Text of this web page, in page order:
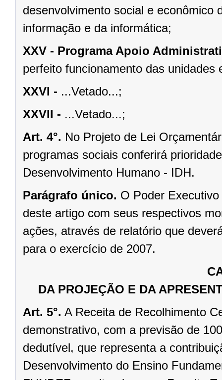
desenvolvimento social e econômico
informação e da informática;
XXV - Programa Apoio
perfeito funcionamento das unidades
XXVI - ...Vetado...;
XXVII - ...Vetado...;
Art. 4°. No Projeto de Lei
programas sociais conferirá
Desenvolvimento Humano - IDH.
Parágrafo único. O Poder
deste artigo com seus respectivos
ações, através de relatório que
para o exercício de 2007.
DA PROJEÇÃO E DA
Art. 5°. A Receita de Recolhimento
demonstrativo, com a previsão de
dedutível, que representa a
Desenvolvimento do Ensino